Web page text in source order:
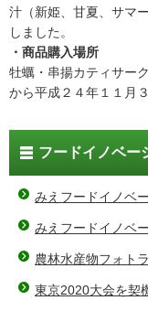
汁（新姫、甘夏、サマ
しました。
・商品購入場所
牡蠣・串揚カティサー
から平成２４年１１月
フードイノベー
みえフードイノベ
みえフードイノベ
農林水産物フォト
東京2020大会を契